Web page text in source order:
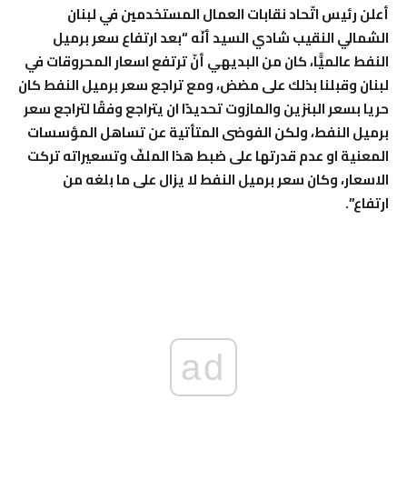
أعلن رئيس اتّحاد نقابات العمال المستخدمين في لبنان
الشمالي النقيب شادي السيد أنّه “بعد ارتفاع سعر برميل
النفط عالميًّا، كان من البديهي أنّ ترتفع اسعار المحروقات في
لبنان وقبلنا بذلك على مضض، ومع تراجع سعر برميل النفط كان
حريا بسعر البنزين والمازوت تحديدًا ان يتراجع وفقًا لتراجع سعر
برميل النفط، ولكن الفوضى المتأتية عن تساهل المؤسسات
المعنية او عدم قدرتها على ضبط هذا الملفّ وتسعيراته تركت
الاسعار، وكان سعر برميل النفط لا يزال على ما بلغه من
ارتفاع”.
ad